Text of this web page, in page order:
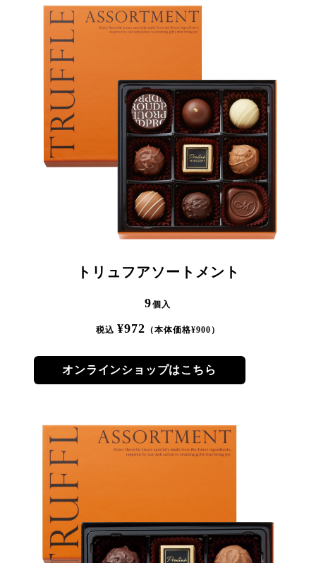
トリュフアソートメント
9個入
税込 ¥972 （本体価格¥900 ）
オンラインショップはこちら